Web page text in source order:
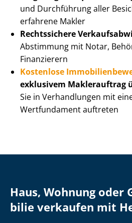
und Durchführung aller
erfahrene Makler
Rechtssichere
Abstimmung mit Notar,
Finanzierern
Kostenlose
exklusivem Maklerauftrag
Sie in Verhandlungen mit
Wertfundament auftreten
Haus, Wohnung
bi­lie verkaufen mit